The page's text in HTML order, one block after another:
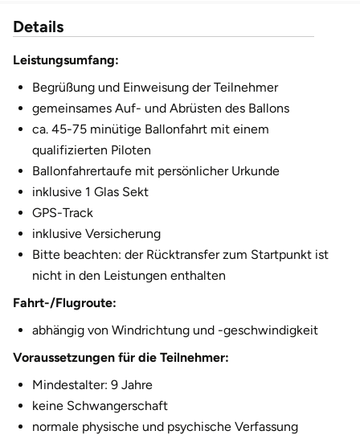
2.555,00 €
11 Personen
12 Personen 3.065,00 €
Details
Leistungsumfang:
Begrüßung und Einweisung der Teilnehmer
gemeinsames Auf- und Abrüsten des Ballons
ca. 45-75 minütige Ballonfahrt mit einem
qualifizierten Piloten
Ballonfahrertaufe mit persönlicher Urkunde
inklusive 1 Glas Sekt
GPS-Track
inklusive Versicherung
Bitte beachten: der Rücktransfer zum Startpunkt ist
nicht in den Leistungen enthalten
Fahrt-/Flugroute:
abhängig von Windrichtung und -geschwindigkeit
Voraussetzungen für die Teilnehmer:
Mindestalter: 9 Jahre
keine Schwangerschaft
normale physische und psychische Verfassung